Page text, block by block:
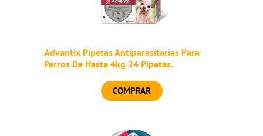
Advantix Pipetas Antiparasitarias Para
Perros De Hasta 4kg 24 Pipetas.
COMPRAR